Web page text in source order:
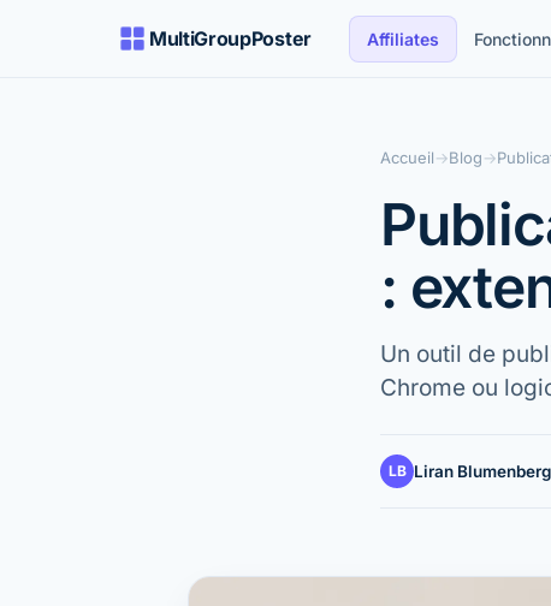
MultiGroupPoster Affiliates
Accueil→Blog→
:
Un outil de
Chrome ou
LB Liran Blumenberg